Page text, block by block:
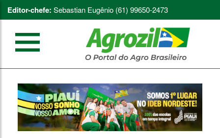
Editor-chefe: Sebastian Eugênio (61) 99650-2473